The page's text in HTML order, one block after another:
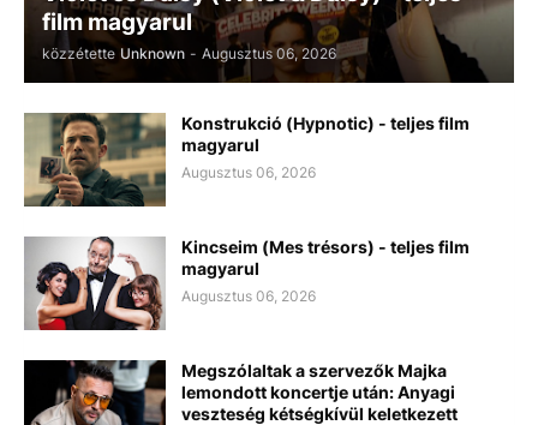
film magyarul
közzétette Unknown - Augusztus 06, 2026
Konstrukció (Hypnotic) - teljes film
magyarul
Augusztus 06, 2026
Kincseim (Mes trésors) - teljes film
magyarul
Augusztus 06, 2026
Megszólaltak a szervezők Majka
lemondott koncertje után: Anyagi
veszteség kétségkívül keletkezett